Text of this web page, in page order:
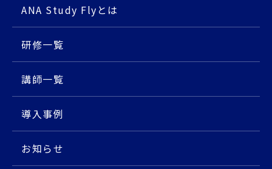
ANA Study Flyとは
研修⼀覧
講師⼀覧
導入事例
お知らせ